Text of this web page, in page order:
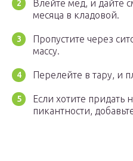
Влейте мед, и дайте
месяца в кладовой.
Пропустите через
массу.
Перелейте в тару, и
Если хотите придать
пикантности,